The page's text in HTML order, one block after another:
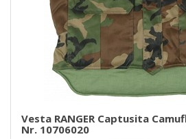
Vesta RANGER Captusita
Nr. 10706020